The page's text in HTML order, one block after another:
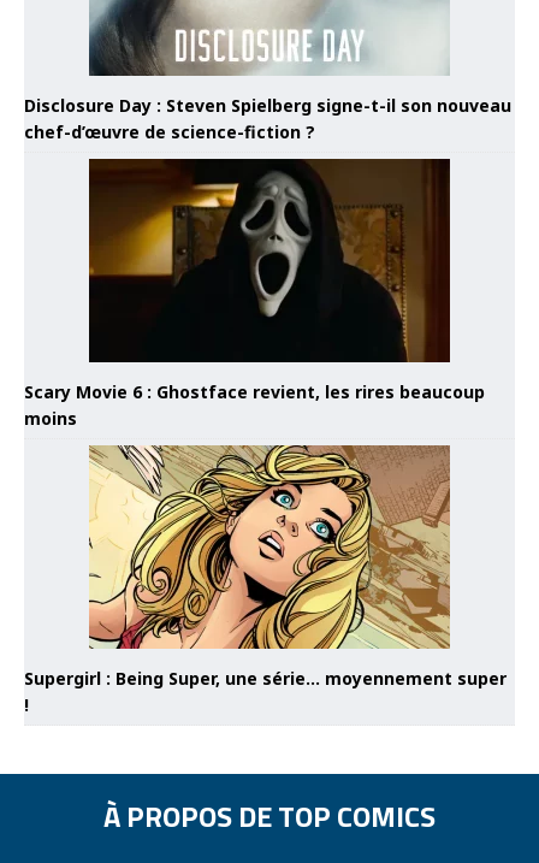
Disclosure Day : Steven Spielberg signe-t-il son nouveau
chef-d’œuvre de science-fiction ?
Scary Movie 6 : Ghostface revient, les rires beaucoup
moins
Supergirl : Being Super, une série… moyennement super
!
À PROPOS DE TOP COMICS